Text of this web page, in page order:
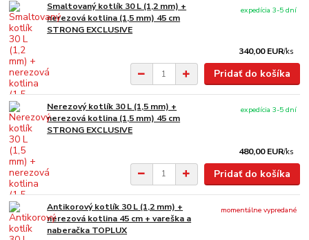
Smaltovaný kotlík 30 L (1,2 mm) +
nerezová kotlina (1,5 mm) 45 cm
STRONG EXCLUSIVE
340,00 EUR/ks
expedícia 3-5 dní
Pridať do košíka
Nerezový kotlík 30 L (1,5 mm) +
nerezová kotlina (1,5 mm) 45 cm
STRONG EXCLUSIVE
480,00 EUR/ks
expedícia 3-5 dní
Pridať do košíka
Antikorový kotlík 30 L (1,2 mm) +
nerezová kotlina 45 cm + vareška a
naberačka TOPLUX
momentálne vypredané